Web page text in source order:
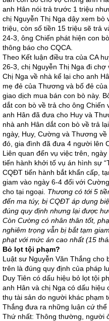
anh Hân nói trả trước 1 triệu
chị Nguyễn Thị Nga dậy xem
triệu, còn số tiền 15 triệu sẽ trả
24-3, ông Chiến phát hiện con
thông báo cho CQCA.
Theo Kết luận điều tra của CA
26-3, chị Nguyễn Thị Nga đi chợ
Chị Nga về nhà kể lại cho anh
mẹ đẻ của Thương và bố đẻ
giao dịch mua bán con bò này.
dắt con bò về trả cho ông Chiến
anh Hân đã đưa cho Huy và
nhà anh Hân dắt con bò về trả
ngày, Huy, Cường và Thương
đó, gia đình đã đưa 4 người lên
Liên quan đến vụ việc trên,
tiến hành khởi tố vụ án hình sự
CQĐT tiến hành bắt khẩn cấp,
giam vào ngày 6-4 đối với
cho tại ngoại. Thương có tới 5
đến ma túy, bị CQĐT áp dụng
đúng quy định nhưng lại được
Còn Cường có nhân thân tốt,
nghiêm trọng vẫn bị bắt tạm
phạt với mức án cao nhất (15
Bỏ lọt tội phạm?
Luật sư Nguyễn Văn Thắng cho
trên là đúng quy định của pháp
Duy Tiên có dấu hiệu bỏ lọt tội
anh Hân và chị Nga có dấu hiệu
thụ tài sản do người khác phạm
Thắng đưa ra những luận cứ
Thứ nhất: Thông thường, người